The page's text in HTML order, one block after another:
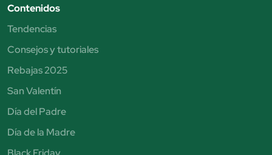
Contenidos
Tendencias
Consejos y tutoriales
Rebajas 2025
San Valentín
Día del Padre
Día de la Madre